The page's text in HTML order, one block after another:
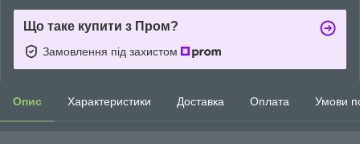
Що таке купити з Пром?
Замовлення під захистом
Опис Характеристики Доставка Оплата Умови